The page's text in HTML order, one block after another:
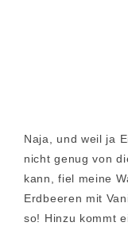
Naja, und weil ja
nicht genug von
kann, fiel meine
Erdbeeren mit
so! Hinzu kommt